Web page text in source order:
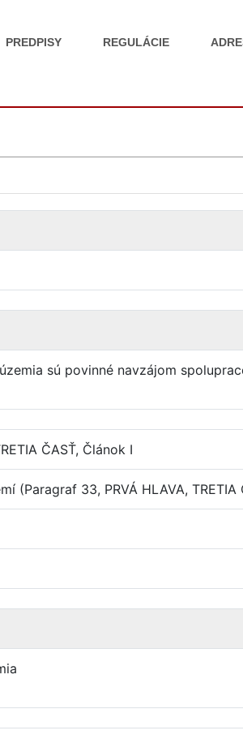
PREDPISY REGULÁCIE
sú povinné navzájom
ČASŤ, Článok I
(Paragraf 33, PRVÁ HLAVA, TRETIA